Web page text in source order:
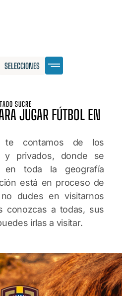
SELECCIONES
SUCRE
JUGAR FÚTBOL EN
te contamos de los
y privados, donde se
toda la geografía
está en proceso de
dudes en visitarnos
conozcas a todas, sus
irlas a visitar.